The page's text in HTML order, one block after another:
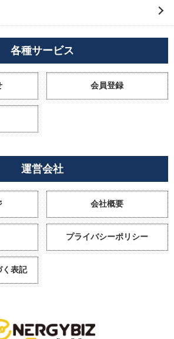
各種サービス
会員登録
運営会社
会社概要
プライバシーポリシー
く表記